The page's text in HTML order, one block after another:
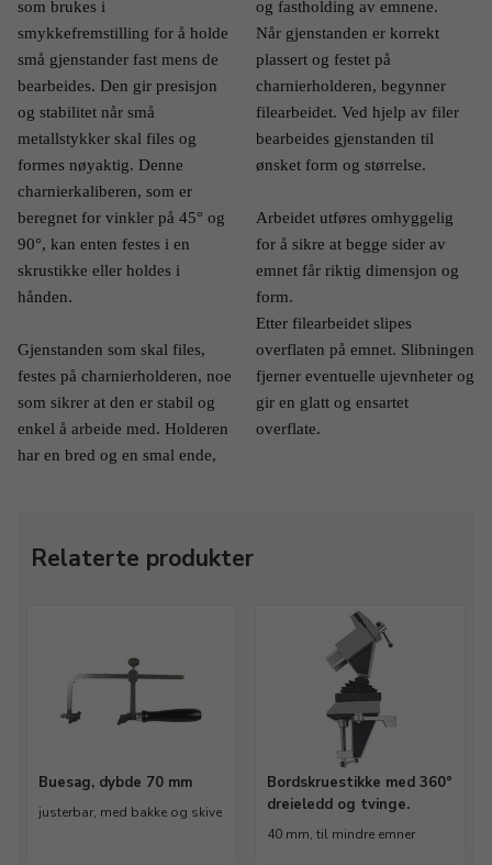
som brukes i
smykkefremstilling for å holde
små gjenstander fast mens de
bearbeides. Den gir presisjon
og stabilitet når små
metallstykker skal files og
formes nøyaktig. Denne
charnierkaliberen, som er
beregnet for vinkler på 45° og
90°, kan enten festes i en
skrustikke eller holdes i
hånden.
Gjenstanden som skal files,
festes på charnierholderen, noe
som sikrer at den er stabil og
enkel å arbeide med. Holderen
har en bred og en smal ende,
og fastholding av emnene.
Når gjenstanden er korrekt
plassert og festet på
charnierholderen, begynner
filearbeidet. Ved hjelp av filer
bearbeides gjenstanden til
ønsket form og størrelse.
Arbeidet utføres omhyggelig
for å sikre at begge sider av
emnet får riktig dimensjon og
form.
Etter filearbeidet slipes
overflaten på emnet. Slibningen
fjerner eventuelle ujevnheter og
gir en glatt og ensartet
overflate.
Relaterte produkter
Buesag, dybde 70 mm
justerbar, med bakke og skive
Bordskruestikke med 360°
dreieledd og tvinge.
40 mm, til mindre emner